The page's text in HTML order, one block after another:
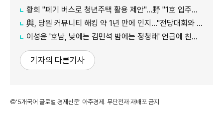
황희 "폐기 버스로 청년주택 활용 제안"…野 "1호 입주하라"
與, 당원 커뮤니티 해킹 약 1년 만에 인지…"전당대회와 무관"
이성윤 '호남, 낮에는 김민석 밤에는 정청래' 언급에 친명계 반발…"한심한 수준"
기자의 다른기사
©'5개국어 글로벌 경제신문' 아주경제. 무단전재·재배포 금지